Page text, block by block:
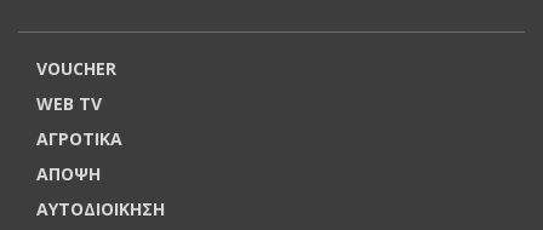
VOUCHER
WEB TV
ΑΓΡΟΤΙΚΑ
ΑΠΟΨΗ
ΑΥΤΟΔΙΟΙΚΗΣΗ